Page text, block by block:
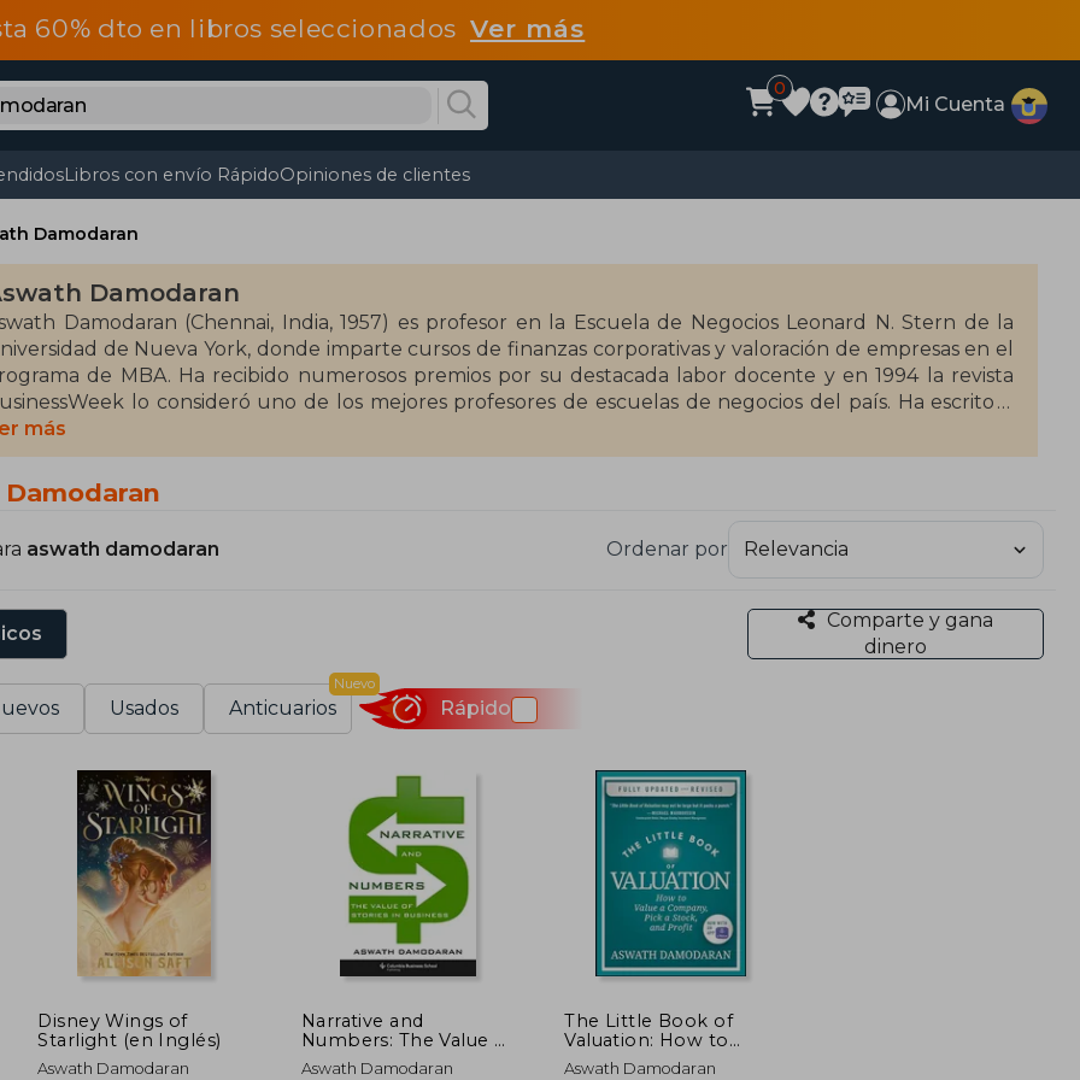
60% dto en libros seleccionadosVer más
0
Mi Cuenta
Libros con envío RápidoOpiniones de clientes
Damodaran
Damodaran
Damodaran (Chennai, India, 1957) es profesor en la Escuela de Negocios Leonard N. Stern de la
de Nueva York, donde imparte cursos de finanzas corporativas y valoración de empresas en el
de MBA. Ha recibido numerosos premios por su destacada labor docente y en 1994 la revista
lo consideró uno de los mejores profesores de escuelas de negocios del país. Ha escrito o
numerosos libros, cuyos temas abarcan, entre otros, la valoración de empresas, la gestión de
o la gestión de carteras. El pequeño libro de la valoración de empresas es su primer libro
al castellano.
más
aswath damodaran Ordenar por
Comparte y gana
dinero
Usados Anticuarios
Nuevo
Rápido
Disney Wings of
Starlight (en Inglés)
Aswath Damodaran
Narrative and
Numbers: The Value of
Stories in Business
Aswath Damodaran
The Little Book of
Valuation: How to
Value a Company, Pick
Aswath Damodaran